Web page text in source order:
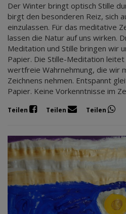
Der Winter bringt optisch Stille
birgt den besonderen Reiz, sich
einzulassen. Für das meditative
lassen die Natur auf uns wirken.
Meditation und Stille bringen wir
Papier. Die Stille-Meditation
wertfreie Wahrnehmung, die wir
Zeichnens nehmen. Entspannt
Papier. Keine Vorkenntnisse im
Teilen Teilen Teilen